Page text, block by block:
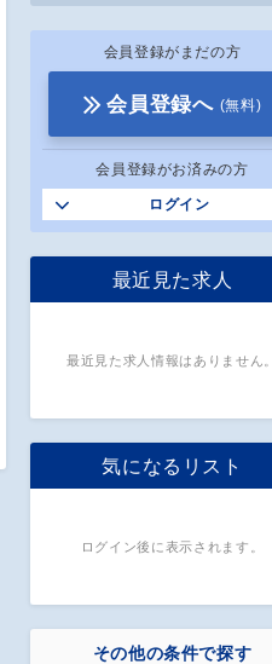
会員登録がまだの方
会員登録へ (無料)
会員登録がお済みの方
ログイン
最近見た求人
最近見た求人情報はありません。
気になるリスト
ログイン後に表示されます。
その他の条件で探す